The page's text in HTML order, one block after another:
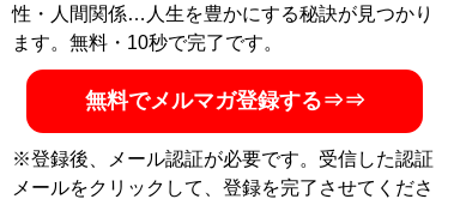
性・人間関係…人生を豊かにする秘訣が見つかり
ます。無料・10秒で完了です。
無料でメルマガ登録する⇒⇒
※登録後、メール認証が必要です。受信した認証
メールをクリックして、登録を完了させてくださ